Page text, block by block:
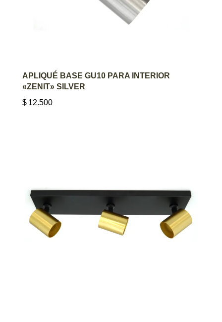
AGREGAR AL CARRITO
APLIQUÉ BASE GU10 PARA INTERIOR
«ZENIT» SILVER
$ 12.500